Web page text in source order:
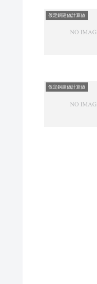
仮定銅建値計算値
仮定銅建値計算値